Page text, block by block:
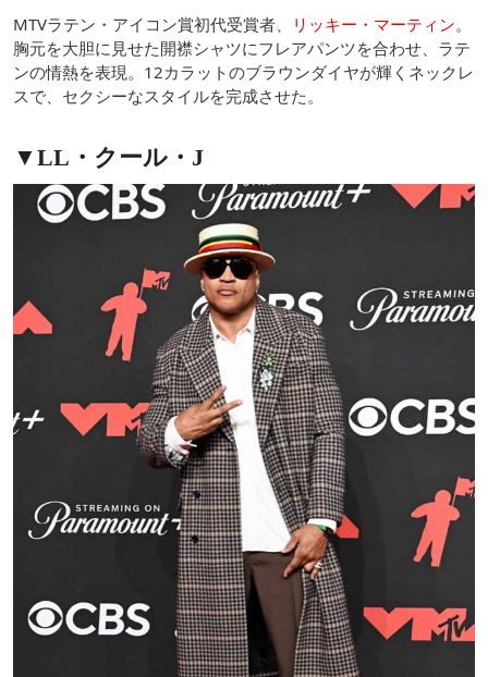
MTVラテン・アイコン賞初代受賞者、 リッキー・マーティン。
胸元を大胆に見せた開襟シャツにフレアパンツを合わせ、ラテ
ンの情熱を表現。12カラットのブラウンダイヤが輝くネックレ
スで、セクシーなスタイルを完成させた。
▼LL・クール・J